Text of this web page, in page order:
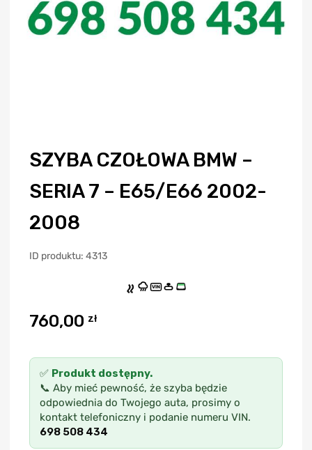
SZYBA CZOŁOWA BMW –
SERIA 7 – E65/E66 2002-
2008
ID produktu: 4313
VIN
760,00 zł
✅ Produkt dostępny.
📞 Aby mieć pewność, że szyba będzie
odpowiednia do Twojego auta, prosimy o
kontakt telefoniczny i podanie numeru VIN.
698 508 434